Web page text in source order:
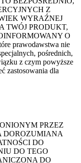
Z
WYRAŹNEJ
TWÓJ PRODUKT,
O
prawodawstwa nie
pośrednich,
z czym powyższe
zastosowania dla
PRZEZ
DOROZUMIANA
DO
DO TEGO
DO